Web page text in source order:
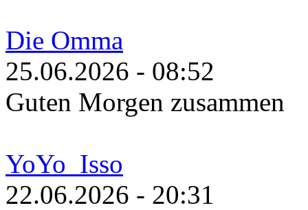
Die Omma
25.06.2026 - 08:52
Guten Morgen zusammen
YoYo_Isso
22.06.2026 - 20:31